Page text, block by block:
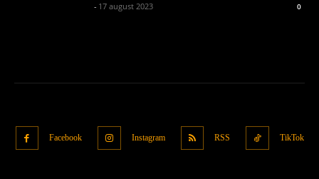
- 17 august 2023 0
Facebook Instagram RSS TikTok